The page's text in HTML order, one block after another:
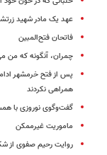
عهد یک مادر شهید
فاتحان فتح‌المبین
چمران، آنگونه که من
پس از فتح خرمشهر
همراهی نکردند
گفت‌وگوی نوروزی با
ماموریت غیرممکن
روایت رحیم صفوی از